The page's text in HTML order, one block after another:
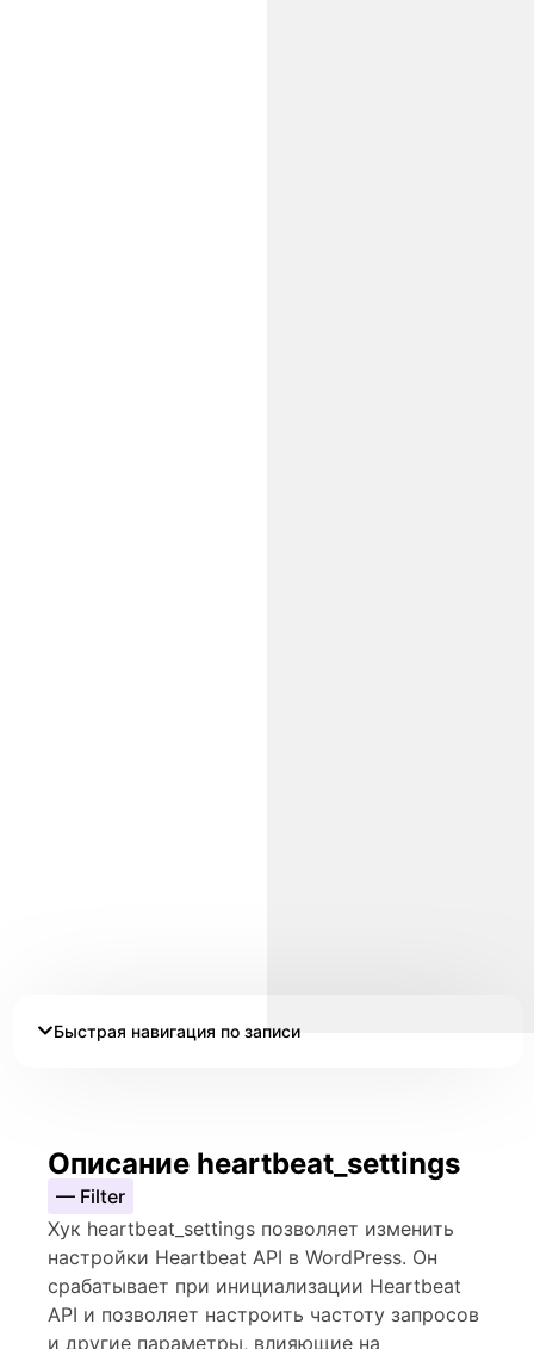
Быстрая навигация по записи
Описание heartbeat_settings
— Filter
Хук heartbeat_settings позволяет изменить
настройки Heartbeat API в WordPress. Он
срабатывает при инициализации Heartbeat
API и позволяет настроить частоту запросов
и другие параметры, влияющие на